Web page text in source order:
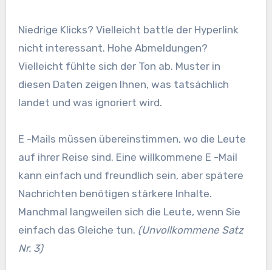
Niedrige Klicks? Vielleicht battle der Hyperlink
nicht interessant. Hohe Abmeldungen?
Vielleicht fühlte sich der Ton ab. Muster in
diesen Daten zeigen Ihnen, was tatsächlich
landet und was ignoriert wird.
E -Mails müssen übereinstimmen, wo die Leute
auf ihrer Reise sind. Eine willkommene E -Mail
kann einfach und freundlich sein, aber spätere
Nachrichten benötigen stärkere Inhalte.
Manchmal langweilen sich die Leute, wenn Sie
einfach das Gleiche tun. (Unvollkommene Satz
Nr. 3)